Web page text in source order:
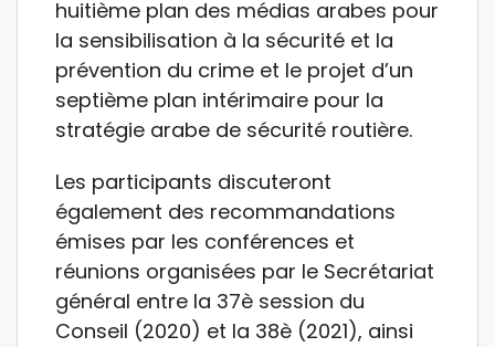
huitième plan des médias arabes pour
la sensibilisation à la sécurité et la
prévention du crime et le projet d’un
septième plan intérimaire pour la
stratégie arabe de sécurité routière.
Les participants discuteront
également des recommandations
émises par les conférences et
réunions organisées par le Secrétariat
général entre la 37è session du
Conseil (2020) et la 38è (2021), ainsi